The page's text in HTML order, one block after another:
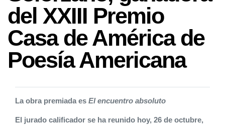
del XXIII Premio
Casa de América de
Poesía Americana
La obra premiada es El encuentro absoluto
El jurado calificador se ha reunido hoy, 26 de octubre,